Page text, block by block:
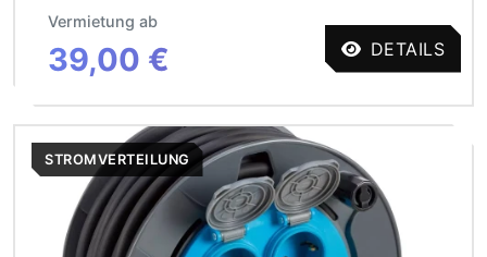
Vermietung ab
39,00 € DETAILS
STROMVERTEILUNG